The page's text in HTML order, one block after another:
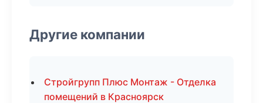
Другие компании
Стройгрупп Плюс Монтаж - Отделка
помещений в Красноярск